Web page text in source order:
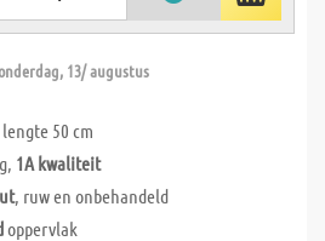
13/ augustus
50 cm
1A kwaliteit
, ruw en onbehandeld
oppervlak